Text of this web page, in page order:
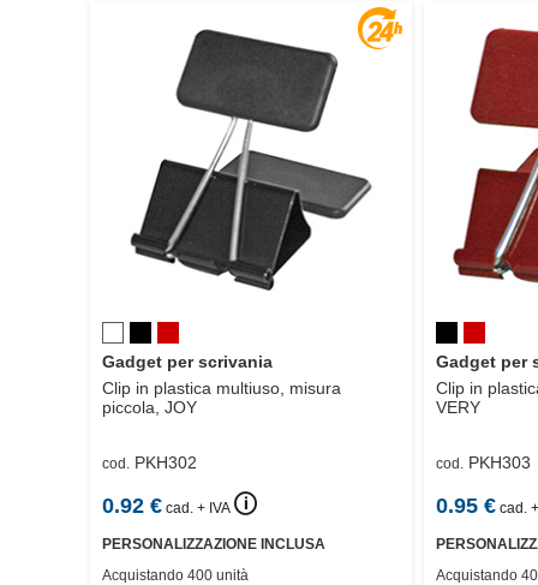
Gadget per scrivania
Clip in plastica multiuso, misura
piccola, JOY
cod. PKH302
0.92 € cad. + IVA 🛈
PERSONALIZZAZIONE INCLUSA
Acquistando 400 unità
Gadget per
Clip in
VERY
cod. PKH303
0.95€ cad.
Acquistando